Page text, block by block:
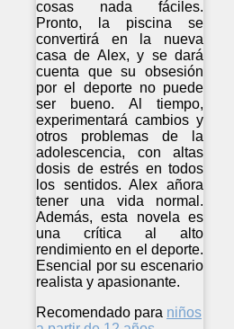
cosas nada fáciles.
Pronto, la piscina se
convertirá en la nueva
casa de Alex, y se dará
cuenta que su obsesión
por el deporte no puede
ser bueno. Al tiempo,
experimentará cambios y
otros problemas de la
adolescencia, con altas
dosis de estrés en todos
los sentidos. Alex añora
tener una vida normal.
Además, esta novela es
una crítica al alto
rendimiento en el deporte.
Esencial por su escenario
realista y apasionante.
Recomendado para niños